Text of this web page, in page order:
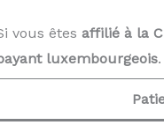
vous êtes affilié à la
luxembourgeois.